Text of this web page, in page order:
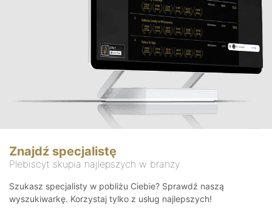
Znajdź specjalistę
Plebiscyt skupia najlepszych w branży
Szukasz specjalisty w pobliżu Ciebie? Sprawdź naszą
wyszukiwarkę. Korzystaj tylko z usług najlepszych!